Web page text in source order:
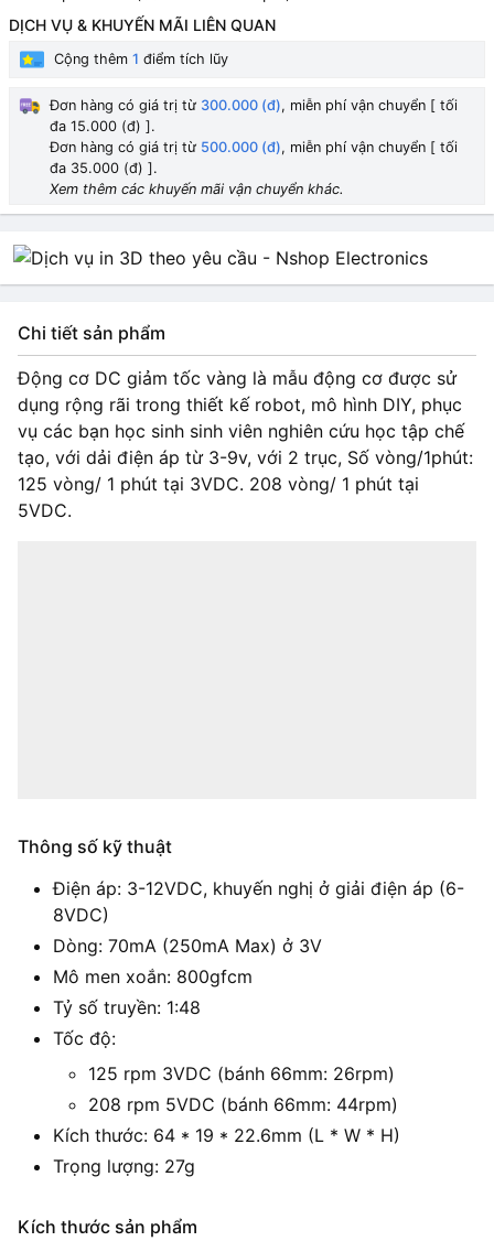
DỊCH VỤ & KHUYẾN MÃI LIÊN QUAN
Cộng thêm 1 điểm tích lũy
Đơn hàng có giá trị từ 300.000 (đ), miễn phí vận chuyển [ tối
đa 15.000 (đ) ].
Đơn hàng có giá trị từ 500.000 (đ), miễn phí vận chuyển [ tối
đa 35.000 (đ) ].
Xem thêm các khuyến mãi vận chuyển khác.
Chi tiết sản phẩm
Động cơ DC giảm tốc vàng là mẫu động cơ được sử
dụng rộng rãi trong thiết kế robot, mô hình DIY, phục
vụ các bạn học sinh sinh viên nghiên cứu học tập chế
tạo, với dải điện áp từ 3-9v, với 2 trục, Số vòng/1phút:
125 vòng/ 1 phút tại 3VDC. 208 vòng/ 1 phút tại
5VDC.
Thông số kỹ thuật
Điện áp: 3-12VDC, khuyến nghị ở giải điện áp (6-
8VDC)
Dòng: 70mA (250mA Max) ở 3V
Mô men xoắn: 800gfcm
Tỷ số truyền: 1:48
Tốc độ:
125 rpm 3VDC (bánh 66mm: 26rpm)
208 rpm 5VDC (bánh 66mm: 44rpm)
Kích thước: 64 * 19 * 22.6mm (L * W * H)
Trọng lượng: 27g
Kích thước sản phẩm